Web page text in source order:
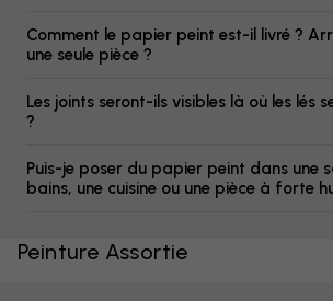
Comment le papier peint est-il livré ?
une seule pièce ?
Les joints seront-ils visibles là où les lés
?
Puis-je poser du papier peint dans une
bains, une cuisine ou une pièce à forte
Peinture Assortie